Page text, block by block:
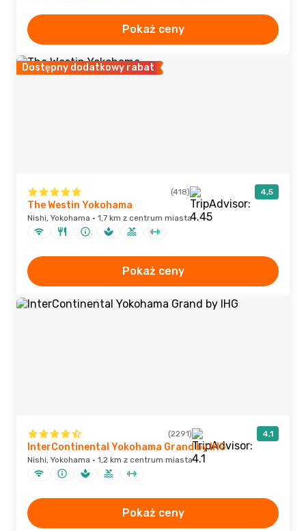
Pokaż ceny
Dostępny dodatkowy rabat
(418) 4,5
The Westin Yokohama
Nishi, Yokohama · 1,7 km z centrum miasta
Pokaż ceny
(2291) 4,1
InterContinental Yokohama Grand by IHG
Nishi, Yokohama · 1,2 km z centrum miasta
Pokaż ceny